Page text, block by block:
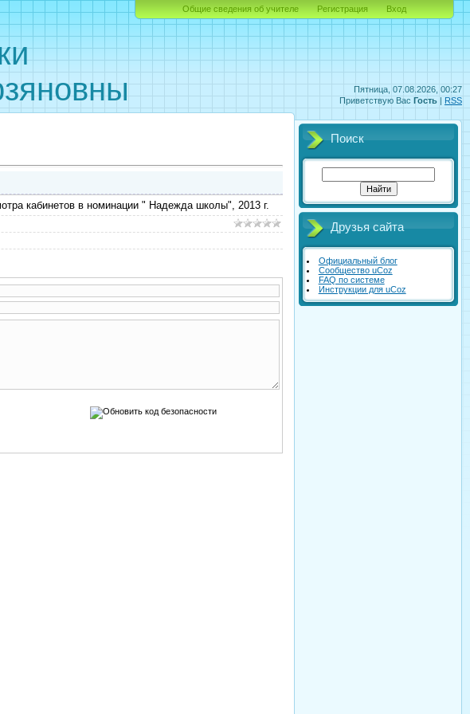
Пятница, 07.08.2026, 00:27
Приветствую Вас Гость | RSS
Общие сведения об учителе Регистрация Вход
кабинетов в номинации " Надежда школы", 2013 г.
Поиск
Друзья сайта
Официальный блог
Сообщество uCoz
FAQ по системе
Инструкции для uCoz